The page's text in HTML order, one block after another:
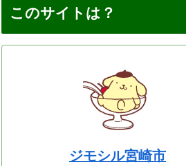
このサイトは？
ジモシル宮崎市